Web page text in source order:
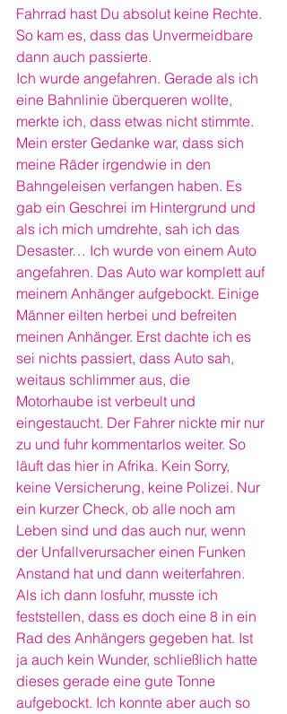
Fahrrad hast Du absolut keine Rechte.
So kam es, dass das Unvermeidbare
dann auch passierte.
Ich wurde angefahren. Gerade als ich
eine Bahnlinie überqueren wollte,
merkte ich, dass etwas nicht stimmte.
Mein erster Gedanke war, dass sich
meine Räder irgendwie in den
Bahngeleisen verfangen haben. Es
gab ein Geschrei im Hintergrund und
als ich mich umdrehte, sah ich das
Desaster… Ich wurde von einem Auto
angefahren. Das Auto war komplett auf
meinem Anhänger aufgebockt. Einige
Männer eilten herbei und befreiten
meinen Anhänger. Erst dachte ich es
sei nichts passiert, dass Auto sah,
weitaus schlimmer aus, die
Motorhaube ist verbeult und
eingestaucht. Der Fahrer nickte mir nur
zu und fuhr kommentarlos weiter. So
läuft das hier in Afrika. Kein Sorry,
keine Versicherung, keine Polizei. Nur
ein kurzer Check, ob alle noch am
Leben sind und das auch nur, wenn
der Unfallverursacher einen Funken
Anstand hat und dann weiterfahren.
Als ich dann losfuhr, musste ich
feststellen, dass es doch eine 8 in ein
Rad des Anhängers gegeben hat. Ist
ja auch kein Wunder, schließlich hatte
dieses gerade eine gute Tonne
aufgebockt. Ich konnte aber auch so